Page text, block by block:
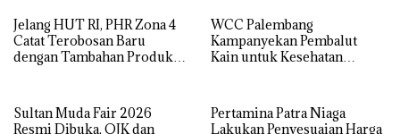
Jelang HUT RI, PHR Zona 4
Catat Terobosan Baru
dengan Tambahan Produksi
WCC Palembang
Kampanyekan Pembalut
Kain untuk Kesehatan
Sultan Muda Fair 2026
Resmi Dibuka, OJK dan
Pertamina Patra Niaga
Lakukan Penyesuaian Harga